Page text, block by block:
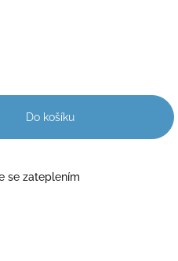
Do košíku
se zateplením